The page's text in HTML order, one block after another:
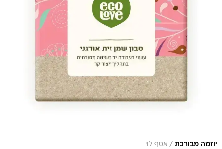
יוזמה מבורכת / אסף לוי